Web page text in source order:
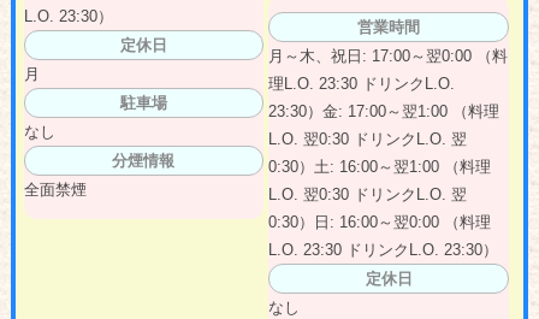
L.O. 23:30）
定休日
月
駐車場
なし
分煙情報
全面禁煙
営業時間
月～木、祝日: 17:00～翌0:00 （料
理L.O. 23:30 ドリンクL.O.
23:30）金: 17:00～翌1:00 （料理
L.O. 翌0:30 ドリンクL.O. 翌
0:30）土: 16:00～翌1:00 （料理
L.O. 翌0:30 ドリンクL.O. 翌
0:30）日: 16:00～翌0:00 （料理
L.O. 23:30 ドリンクL.O. 23:30）
定休日
なし